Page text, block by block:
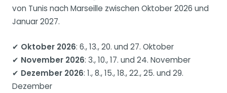
von Tunis nach Marseille zwischen Oktober 2026 und
Januar 2027.
✔ Oktober 2026: 6., 13., 20. und 27. Oktober
✔ November 2026: 3., 10., 17. und 24. November
✔ Dezember 2026: 1., 8., 15., 18., 22., 25. und 29.
Dezember